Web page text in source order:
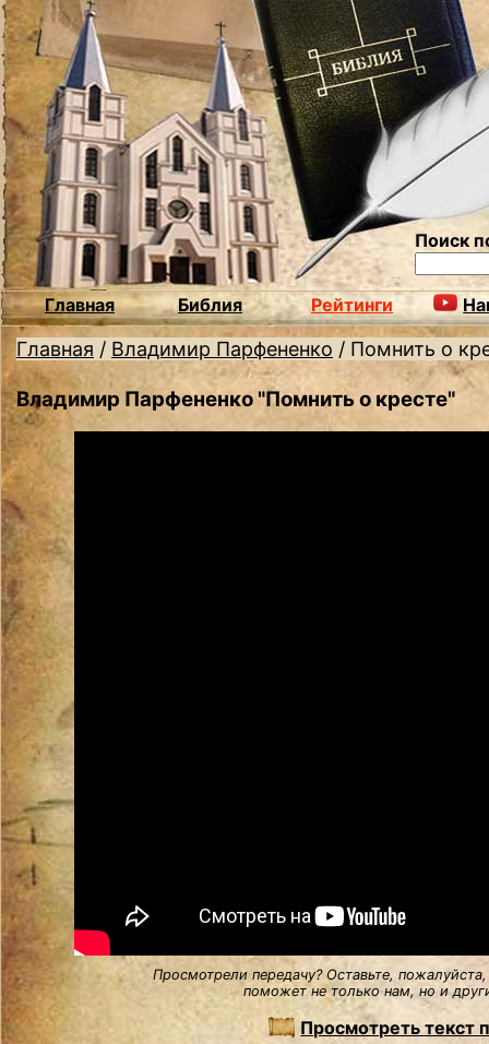
Поиск
Главная Библия Рейтинги
Главная / Владимир Парфененко / Помнить о
Владимир Парфененко "Помнить о кресте"
Просмотрели передачу? Оставьте,
поможет не только нам, но и
Просмотреть текст